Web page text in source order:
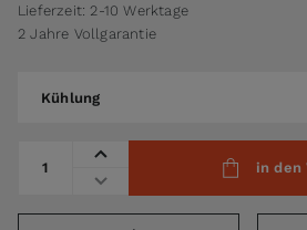
Lieferzeit: 2-10 Werktage
2 Jahre Vollgarantie
Kühlung
in den